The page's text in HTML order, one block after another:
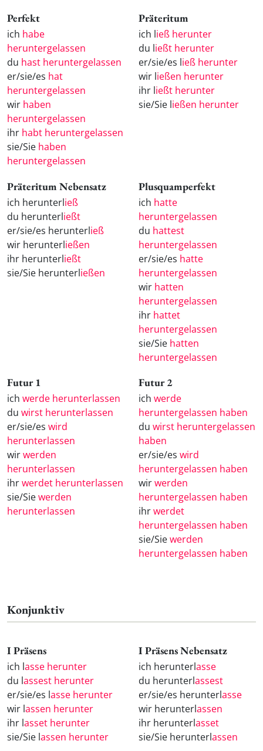
Perfekt
ich habe
heruntergelassen
du hast heruntergelassen
er/sie/es hat
heruntergelassen
wir haben
heruntergelassen
ihr habt heruntergelassen
sie/Sie haben
heruntergelassen
Präteritum
ich ließ herunter
du ließt herunter
er/sie/es ließ herunter
wir ließen herunter
ihr ließt herunter
sie/Sie ließen herunter
Präteritum Nebensatz
ich herunterließ
du herunterließt
er/sie/es herunterließ
wir herunterließen
ihr herunterließt
sie/Sie herunterließen
Plusquamperfekt
ich hatte
heruntergelassen
du hattest
heruntergelassen
er/sie/es hatte
heruntergelassen
wir hatten
heruntergelassen
ihr hattet
heruntergelassen
sie/Sie hatten
heruntergelassen
Futur 1
ich werde herunterlassen
du wirst herunterlassen
er/sie/es wird
herunterlassen
wirwerden
herunterlassen
ihrwerdet herunterlassen
sie/Siewerden
herunterlassen
Futur 2
ich werde
heruntergelassen haben
du wirst heruntergelassen
haben
er/sie/es wird
heruntergelassen haben
wirwerden
heruntergelassen haben
ihrwerdet
heruntergelassen haben
sie/Siewerden
heruntergelassen haben
Konjunktiv
I Präsens
ich lasse herunter
du lassest herunter
er/sie/es lasse herunter
wir lassen herunter
ihr lasset herunter
sie/Sie lassen herunter
I Präsens Nebensatz
ich herunterlasse
du herunterlassest
er/sie/es herunterlasse
wir herunterlassen
ihr herunterlasset
sie/Sie herunterlassen